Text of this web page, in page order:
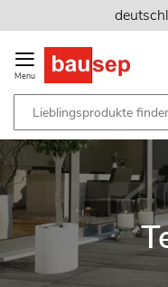
Inhalt
springen
Menu